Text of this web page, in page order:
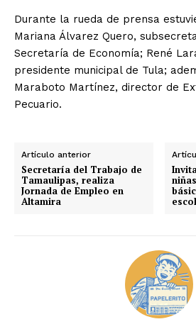
Durante la rueda de prensa
Mariana Álvarez Quero,
Secretaría de Economía; René
presidente municipal de Tula;
Maraboto Martínez, director de
Pecuario.
Artículo anterior
Secretaría del Trabajo de
Tamaulipas, realiza
Jornada de Empleo en
Altamira